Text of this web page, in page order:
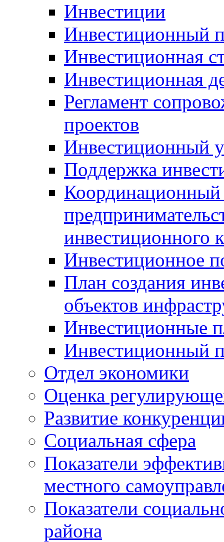
Инвестиции
Инвестиционный
Инвестиционная
Инвестиционная
Регламент
проектов
Инвестиционный
Поддержка
Координационный
инвестиционного
Инвестиционное
План создания
объектов
Инвестиционные
Инвестиционный
Отдел экономики
Оценка
Развитие
Социальная сфера
Показатели
местного
Показатели
района